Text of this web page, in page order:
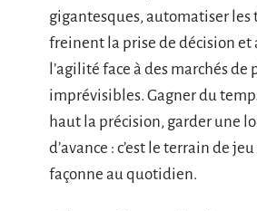
gigantesques, automatiser les
freinent la prise de décision et
l’agilité face à des marchés de
imprévisibles. Gagner du
haut la précision, garder une
d’avance : c’est le terrain de
façonne au quotidien.